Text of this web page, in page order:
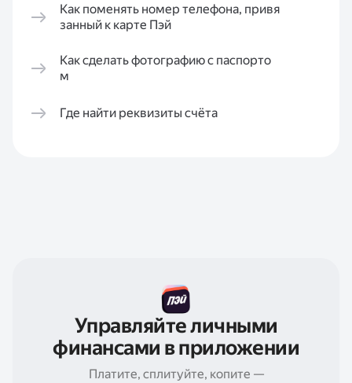
Как поменять номер телефона, привя
занный к карте Пэй
Как сделать фотографию с паспорто
м
Где найти реквизиты счёта
Управляйте личными
финансами в приложении
Платите, сплитуйте, копите —